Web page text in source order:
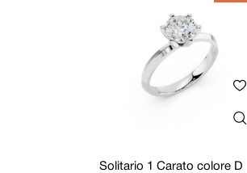
Solitario 1 Carato colore D